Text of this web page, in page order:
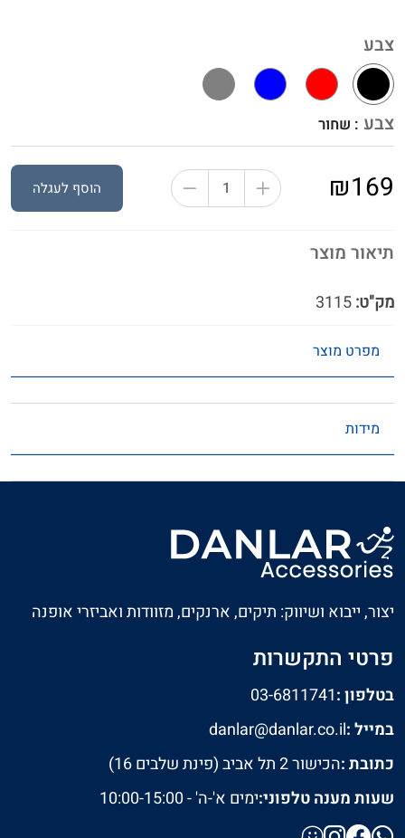
תיאור מוצר
מק"ט:
צבע
צבע : שחור
₪169 הוסף לעגלה
מפרט מוצר
מידות
יצור, ייבוא ושיווק: תיקים, ארנקים, מזוודות ואביזרי אופנה
פרטי התקשרות
בטלפון :03-6811741
במייל :danlar@danlar.co.il
כתובת :הכישור 2 תל אביב (פינת שלבים 16)
שעות מענה טלפוני:ימים א'-ה' - 10:00-15:00